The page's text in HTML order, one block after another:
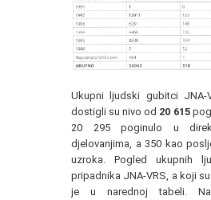
Ukupni ljudski gubitci JNA-
dostigli su nivo od 20 615
20 295 poginulo u
djelovanjima, a 350 kao
uzroka. Pogled ukupnih
pripadnika JNA-VRS, a koji
je u narednoj tabeli.